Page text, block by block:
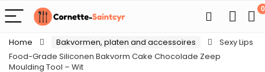
0
Home Bakvormen, platen and accessoires
Sexy Lips
Food-Grade Siliconen Bakvorm Cake Chocolade Zeep
Moulding Tool – Wit